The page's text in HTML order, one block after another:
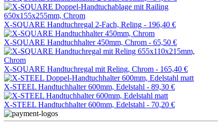
X-SQUARE Handtuchregal 2-Fach, Reling - 196,40 €
X-SQUARE Handtuchhalter 450mm, Chrom - 65,50 €
X-SQUARE Handtuchregal mit Reling, Chrom - 165,40 €
X-STEEL Handtuchhalter 600mm, Edelstahl - 89,30 €
X-STEEL Handtuchhalter 600mm, Edelstahl - 70,20 €